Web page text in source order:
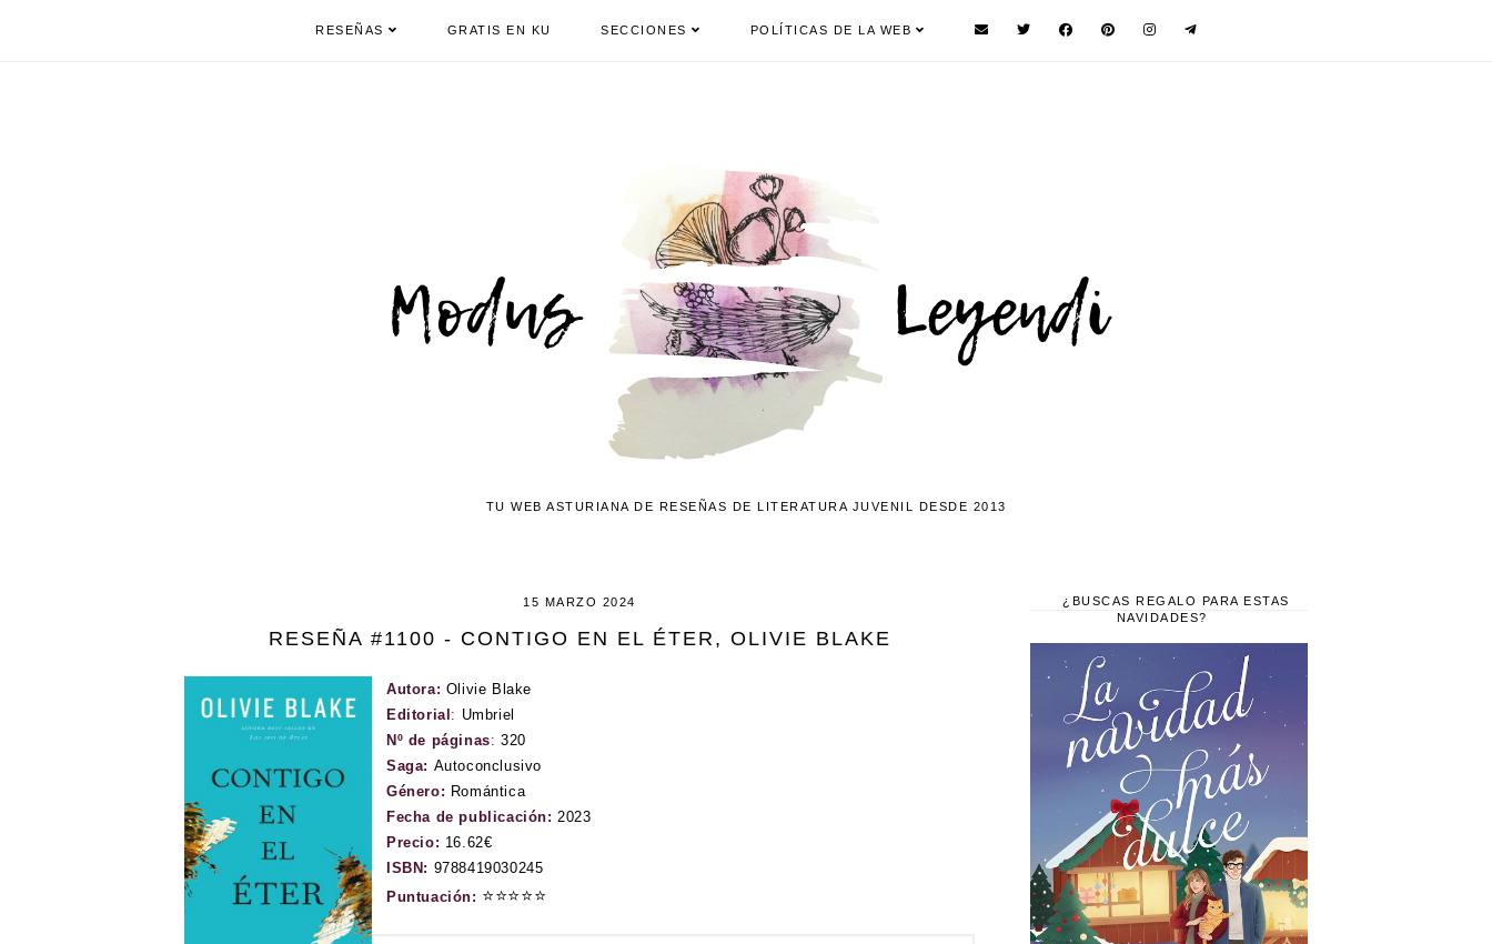
RESEÑAS GRATIS EN KU SECCIONES POLÍTICAS DE LA WEB
TU WEB ASTURIANA DE RESEÑAS DE LITERATURA JUVENIL DESDE 2013
15 MARZO 2024
RESEÑA #1100 - CONTIGO EN EL ÉTER, OLIVIE BLAKE
Autora: Olivie Blake
Editorial : Umbriel
Nº de páginas:320
Saga: Autoconclusivo
Género: Romántica
Fecha de publicación:2023
Precio: 16.62€
ISBN: 9788419030245
Puntuación: ⭐⭐⭐⭐⭐
¿BUSCAS REGALO PARA ESTAS
NAVIDADES?